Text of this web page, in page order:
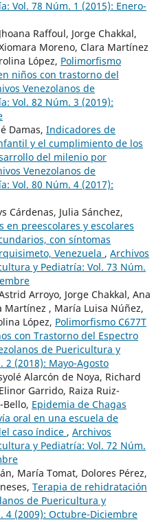
Vol. 78 Núm. 1 (2015): Enero-
Raffoul, Jorge Chakkal,
Moreno, Clara Martínez
López, Polimorfismo
niños con trastorno del
Venezolanos de
Vol. 82 Núm. 3 (2019):
Damas, Indicadores de
y el cumplimiento de los
del milenio por
Venezolanos de
Vol. 80 Núm. 4 (2017):
Cárdenas, Julia Sánchez,
en preescolares y escolares
con síntomas
Venezuela , Archivos
y Pediatría: Vol. 73 Núm.
Arroyo, Jorge Chakkal, Ana
Martínez , María Luisa Núñez,
López, Polimorfismo C677T
con Trastorno del Espectro
de Puericultura y
2 (2018): Mayo-Agosto
Alarcón de Noya, Richard
Garrido, Raiza Ruiz-
Bello, Epidemia de Chagas
oral en una escuela de
caso índice , Archivos
y Pediatría: Vol. 72 Núm.
María Tomat, Dolores Pérez,
Terapia de rehidratación
de Puericultura y
4 (2009): Octubre-Diciembre